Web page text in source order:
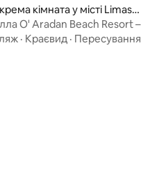
4,8 з 5, відгуки: 20
кімната у місті Limasa
O' Aradan Beach Resort
Cabana
· Краєвид ·